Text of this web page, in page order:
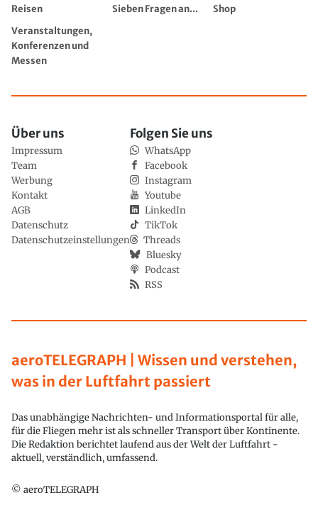
Reisen
Sieben Fragen an...
Shop
Veranstaltungen,
Konferenzen und
Messen
aeroTELEGRAPH | Wissen und verstehen,
was in der Luftfahrt passiert
Das unabhängige Nachrichten- und Informationsportal für alle,
für die Fliegen mehr ist als schneller Transport über Kontinente.
Die Redaktion berichtet laufend aus der Welt der Luftfahrt -
aktuell, verständlich, umfassend.
© aeroTELEGRAPH
Über uns
Impressum
Team
Werbung
Kontakt
AGB
Datenschutz
Datenschutzeinstellungen
Folgen Sie uns
WhatsApp
Facebook
Instagram
Youtube
LinkedIn
TikTok
Threads
Bluesky
Podcast
RSS